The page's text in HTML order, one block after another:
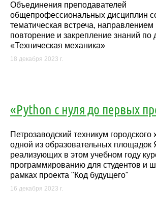
Объединения преподавателей
общепрофессиональных дисциплин
тематическая встреча, направлением
повторение и закрепление знаний по
«Техническая механика»
18 декабря 2023 г.
«Python с нуля до первых
Петрозаводский техникум городского
одной из образовательных площадок
реализующих в этом учебном году
программированию для студентов и
рамках проекта "Код будущего"
16 декабря 2023 г.